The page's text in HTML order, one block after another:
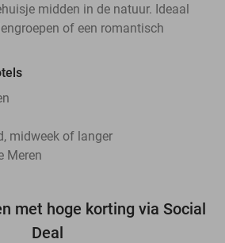
midden in de natuur. Ideaal
of een romantisch
midweek of langer
Meren
met hoge korting via Social
Deal